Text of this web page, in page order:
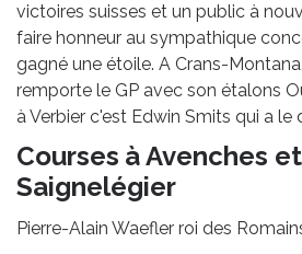
victoires suisses et un public à
faire honneur au sympathique
gagné une étoile. A Crans-
remporte le GP avec son étalons
à Verbier c'est Edwin Smits qui a le
Courses à Avenches
Saignelégier
Pierre-Alain Waefler roi des